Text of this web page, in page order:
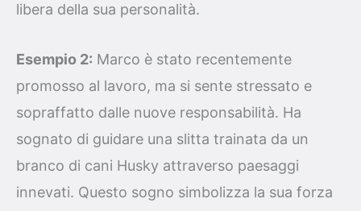
libera della sua personalità.
Esempio 2: Marco è stato recentemente
promosso al lavoro, ma si sente stressato e
sopraffatto dalle nuove responsabilità. Ha
sognato di guidare una slitta trainata da un
branco di cani Husky attraverso paesaggi
innevati. Questo sogno simbolizza la sua forza